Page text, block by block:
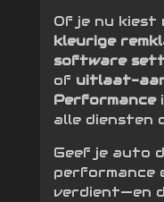
Of je nu kiest
kleurige
software
of uitlaat-
Performance
alle diensten
Geef je auto
performance
verdient—en